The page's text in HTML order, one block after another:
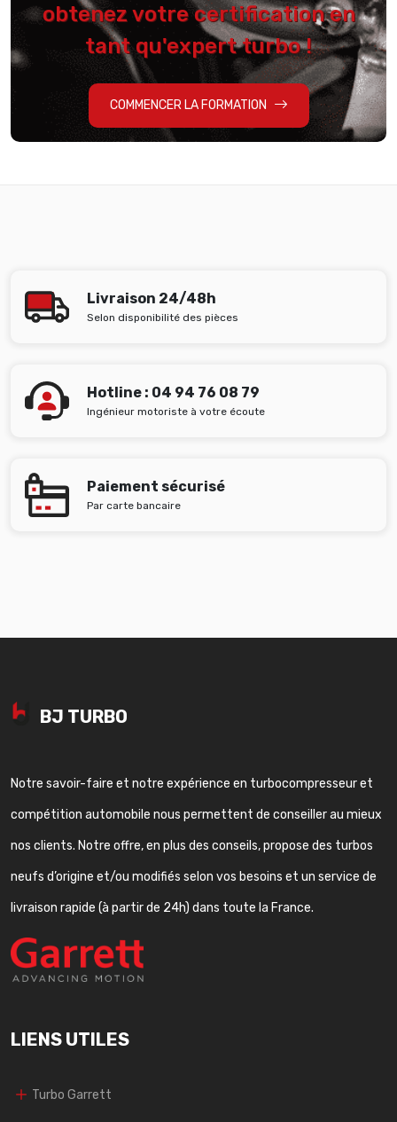
obtenez votre certification en
tant qu'expert turbo !
COMMENCER LA FORMATION
Livraison 24/48h
Selon disponibilité des pièces
Hotline : 04 94 76 08 79
Ingénieur motoriste à votre écoute
Paiement sécurisé
Par carte bancaire
BJ TURBO
Notre savoir-faire et notre expérience en turbocompresseur et
compétition automobile nous permettent de conseiller au mieux
nos clients. Notre offre, en plus des conseils, propose des turbos
neufs d’origine et/ou modifiés selon vos besoins et un service de
livraison rapide (à partir de 24h) dans toute la France.
LIENS UTILES
Turbo Garrett